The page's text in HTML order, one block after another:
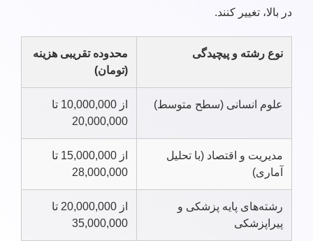
در بالا، تغییر کنند.
نوع رشته و پیچیدگی
محدوده تقریبی هزینه
(تومان)
علوم انسانی (سطح متوسط)
از 10,000,000 تا
20,000,000
مدیریت و اقتصاد (با تحلیل
آماری)
از 15,000,000 تا
28,000,000
رشته‌های پایه پزشکی و
پیراپزشکی
از 20,000,000 تا
35,000,000